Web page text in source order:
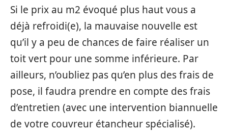
Si le prix au m2 évoqué plus haut vous a
déjà refroidi(e), la mauvaise nouvelle est
qu’il y a peu de chances de faire réaliser un
toit vert pour une somme inférieure. Par
ailleurs, n’oubliez pas qu’en plus des frais de
pose, il faudra prendre en compte des frais
d’entretien (avec une intervention biannuelle
de votre couvreur étancheur spécialisé).